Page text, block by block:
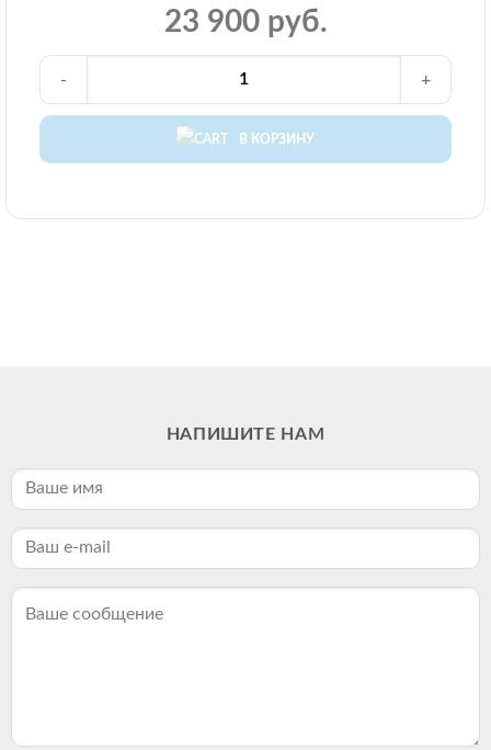
23 900 руб.
В КОРЗИНУ
- +
НАПИШИТЕ НАМ